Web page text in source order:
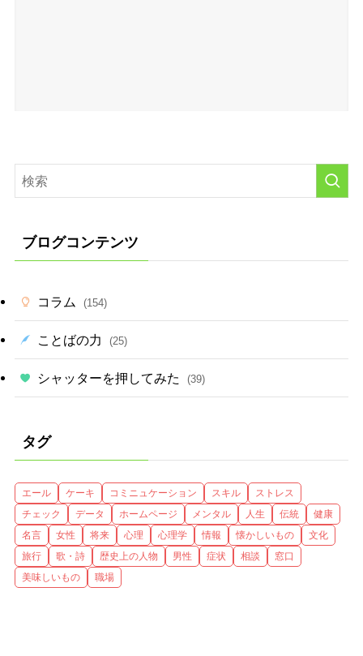
ブログコンテンツ
コラム (154)
ことばの力 (25)
シャッターを押してみた (39)
タグ
エール ケーキ コミニュケーション スキル
ストレス
チェック
データ ホームページ メンタル 人生 伝統
健康
名言
女性 将来 心理 心理学 情報 懐かしいもの
文化
旅行
歌・詩 歴史上の人物 男性 症状 相談
窓口
美味しいもの
職場